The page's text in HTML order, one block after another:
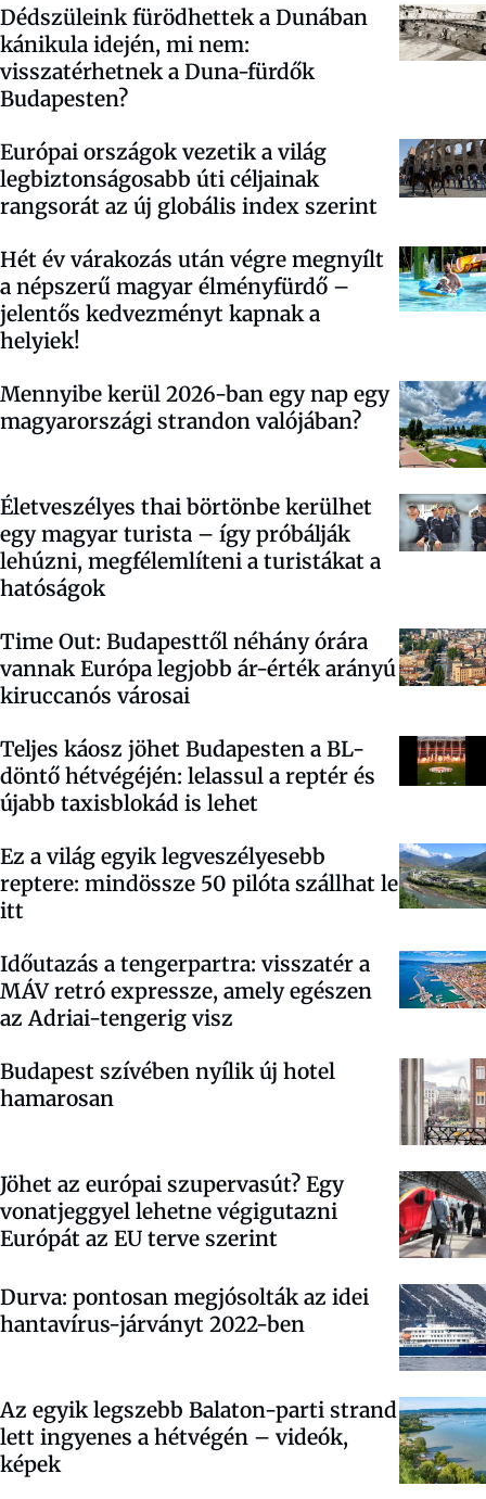
Dédszüleink fürödhettek a Dunában
kánikula idején, mi nem:
visszatérhetnek a Duna-fürdők
Budapesten?
Európai országok vezetik a világ
legbiztonságosabb úti céljainak
rangsorát az új globális index szerint
Hét év várakozás után végre megnyílt
a népszerű magyar élményfürdő –
jelentős kedvezményt kapnak a
helyiek!
Mennyibe kerül 2026-ban egy nap egy
magyarországi strandon valójában?
Életveszélyes thai börtönbe kerülhet
egy magyar turista – így próbálják
lehúzni, megfélemlíteni a turistákat a
hatóságok
Time Out: Budapesttől néhány órára
vannak Európa legjobb ár-érték arányú
kiruccanós városai
Teljes káosz jöhet Budapesten a BL-
döntő hétvégéjén: lelassul a reptér és
újabb taxisblokád is lehet
Ez a világ egyik legveszélyesebb
reptere: mindössze 50 pilóta szállhat le
itt
Időutazás a tengerpartra: visszatér a
MÁV retró expressze, amely egészen
az Adriai-tengerig visz
Budapest szívében nyílik új hotel
hamarosan
Jöhet az európai szupervasút? Egy
vonatjeggyel lehetne végigutazni
Európát az EU terve szerint
Durva: pontosan megjósolták az idei
hantavírus-járványt 2022-ben
Az egyik legszebb Balaton-parti strand
lett ingyenes a hétvégén – videók,
képek